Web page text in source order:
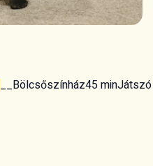
__Bölcsőszínház45 min